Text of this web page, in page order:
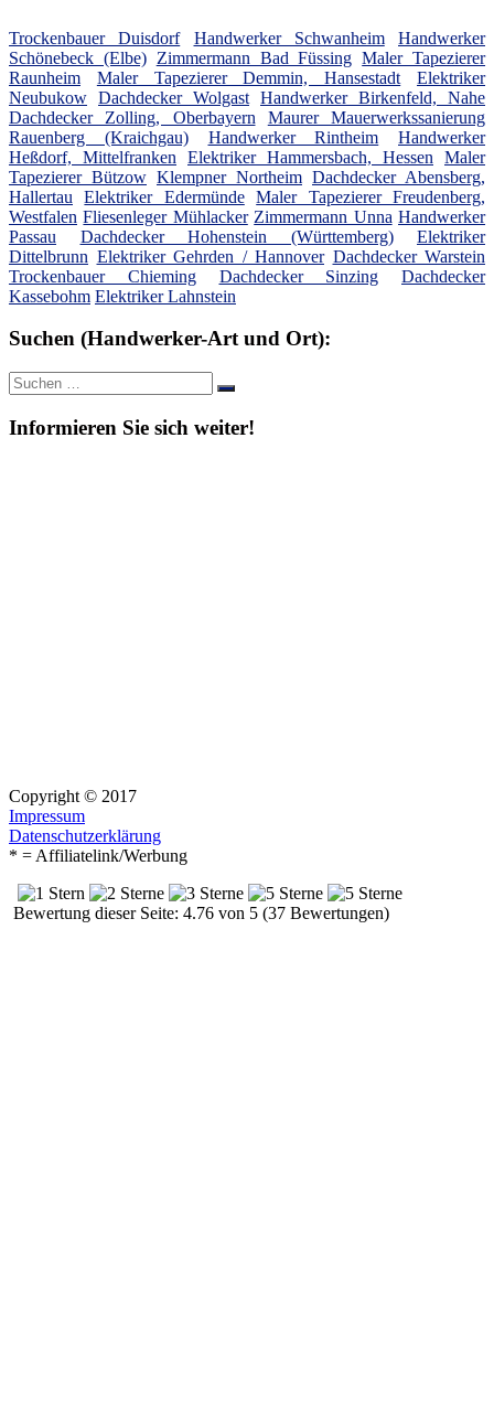
Trockenbauer Duisdorf Handwerker Schwanheim
Handwerker
Schönebeck (Elbe) Zimmermann Bad Füssing Maler Tapezierer
Raunheim
Maler Tapezierer Demmin, Hansestadt
Elektriker
Neubukow Dachdecker Wolgast Handwerker Birkenfeld, Nahe
Dachdecker Zolling, Oberbayern
Maurer Mauerwerkssanierung
Rauenberg (Kraichgau)
Handwerker Rintheim
Handwerker
Heßdorf, Mittelfranken
Elektriker Hammersbach, Hessen
Maler
Tapezierer Bützow Klempner Northeim Dachdecker Abensberg,
Hallertau
Elektriker Edermünde
Maler Tapezierer Freudenberg,
Westfalen Fliesenleger Mühlacker Zimmermann Unna Handwerker
Passau
Dachdecker Hohenstein (Württemberg)
Elektriker
Dittelbrunn Elektriker Gehrden / Hannover Dachdecker Warstein
Trockenbauer Chieming
Dachdecker Sinzing
Dachdecker
Kassebohm Elektriker Lahnstein
Suchen (Handwerker-Art und Ort):
Suche
nach:
Suchen
Informieren Sie sich weiter!
Copyright © 2017
Impressum
Datenschutzerklärung
* = Affiliatelink/Werbung
Bewertung dieser Seite: 4.76 von 5 (37 Bewertungen)